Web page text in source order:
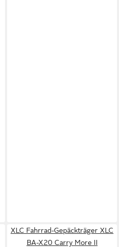
XLC Fahrrad-Gepäckträger XLC
BA-X20 Carry More II